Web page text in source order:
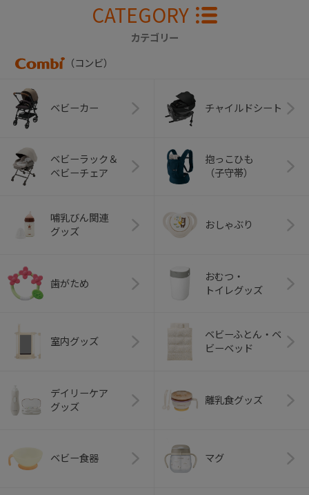
CATEGORY
カテゴリー
（コンビ）
ベビーカー チャイルドシート
ベビーラック＆
ベビーチェア
抱っこひも
（子守帯）
哺乳びん関連
グッズ
おしゃぶり
歯がため
おむつ・
トイレグッズ
室内グッズ
ベビーふとん・ベ
ビーベッド
デイリーケア
グッズ
離乳食グッズ
ベビー食器 マグ